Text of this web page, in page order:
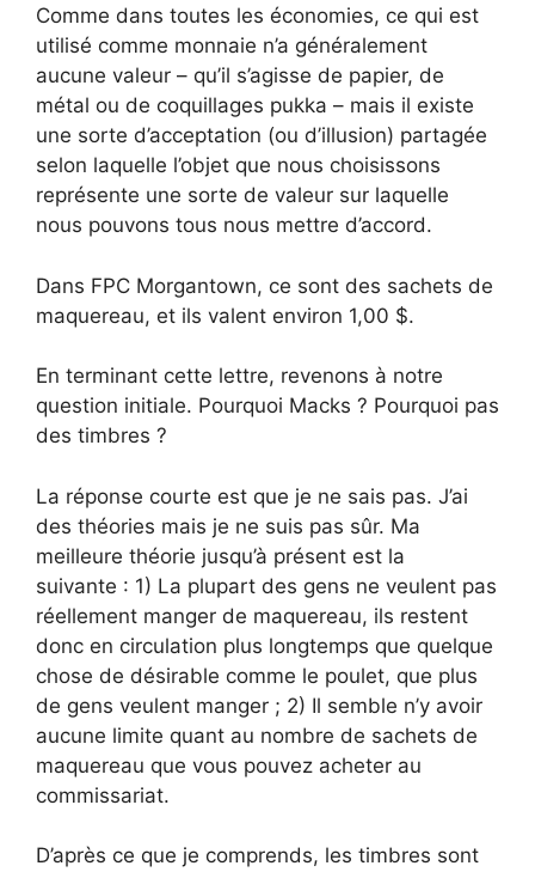
Comme dans toutes les économies, ce qui est
utilisé comme monnaie n’a généralement
aucune valeur – qu’il s’agisse de papier, de
métal ou de coquillages pukka – mais il existe
une sorte d’acceptation (ou d’illusion) partagée
selon laquelle l’objet que nous choisissons
représente une sorte de valeur sur laquelle
nous pouvons tous nous mettre d’accord.
Dans FPC Morgantown, ce sont des sachets de
maquereau, et ils valent environ 1,00 $.
En terminant cette lettre, revenons à notre
question initiale. Pourquoi Macks ? Pourquoi pas
des timbres ?
La réponse courte est que je ne sais pas. J’ai
des théories mais je ne suis pas sûr. Ma
meilleure théorie jusqu’à présent est la
suivante : 1) La plupart des gens ne veulent pas
réellement manger de maquereau, ils restent
donc en circulation plus longtemps que quelque
chose de désirable comme le poulet, que plus
de gens veulent manger ; 2) Il semble n’y avoir
aucune limite quant au nombre de sachets de
maquereau que vous pouvez acheter au
commissariat.
D’après ce que je comprends, les timbres sont